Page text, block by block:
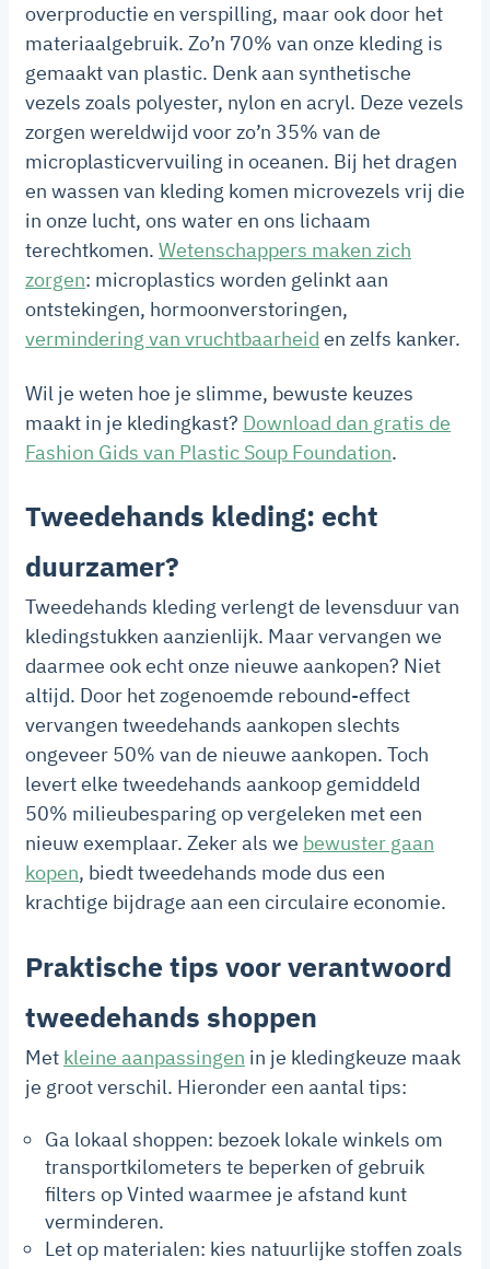
overproductie en verspilling, maar ook door het
materiaalgebruik. Zo’n 70% van onze kleding is
gemaakt van plastic. Denk aan synthetische
vezels zoals polyester, nylon en acryl. Deze vezels
zorgen wereldwijd voor zo’n 35% van de
microplasticvervuiling in oceanen. Bij het dragen
en wassen van kleding komen microvezels vrij die
in onze lucht, ons water en ons lichaam
terechtkomen. Wetenschappers maken zich
zorgen: microplastics worden gelinkt aan
ontstekingen, hormoonverstoringen,
vermindering van vruchtbaarheid en zelfs kanker.
Wil je weten hoe je slimme, bewuste keuzes
maakt in je kledingkast? Download dan gratis de
Fashion Gids van Plastic Soup Foundation.
Tweedehands kleding: echt
duurzamer?
Tweedehands kleding verlengt de levensduur van
kledingstukken aanzienlijk. Maar vervangen we
daarmee ook echt onze nieuwe aankopen? Niet
altijd. Door het zogenoemde rebound-effect
vervangen tweedehands aankopen slechts
ongeveer 50% van de nieuwe aankopen. Toch
levert elke tweedehands aankoop gemiddeld
50% milieubesparing op vergeleken met een
nieuw exemplaar. Zeker als we bewuster gaan
kopen, biedt tweedehands mode dus een
krachtige bijdrage aan een circulaire economie.
Praktische tips voor verantwoord
tweedehands shoppen
Met kleine aanpassingen in je kledingkeuze maak
je groot verschil. Hieronder een aantal tips:
Ga lokaal shoppen: bezoek lokale winkels om
transportkilometers te beperken of gebruik
filters op Vinted waarmee je afstand kunt
verminderen.
Let op materialen: kies natuurlijke stoffen zoals